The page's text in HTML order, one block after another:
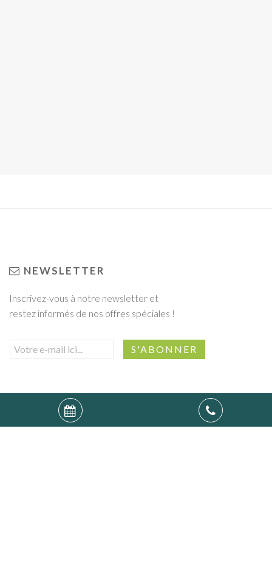
NEWSLETTER
Inscrivez-vous à notre newsletter et
restez informés de nos offres spéciales !